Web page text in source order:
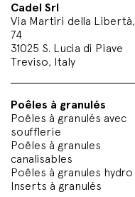
Cadel Srl
Via Martiri della Libertà,
74
31025 S. Lucia di Piave
Treviso, Italy
Poêles à granulés
Poêles à granulés avec
soufflerie
Poêles à granules
canalisables
Poêles à granules hydro
Inserts à granulés